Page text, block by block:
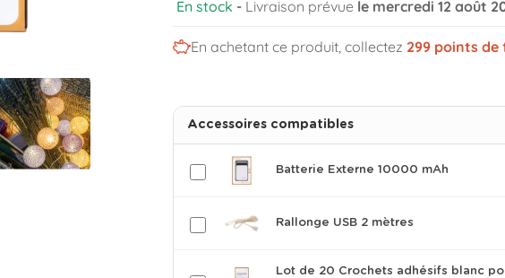
En stock - Livraison prévue le mercredi 12 août
En achetant ce produit, collectez 299points de
Accessoires compatibles
Batterie Externe 10000 mAh
Rallonge USB 2 mètres
Lot de 20 Crochets adhésifs blanc